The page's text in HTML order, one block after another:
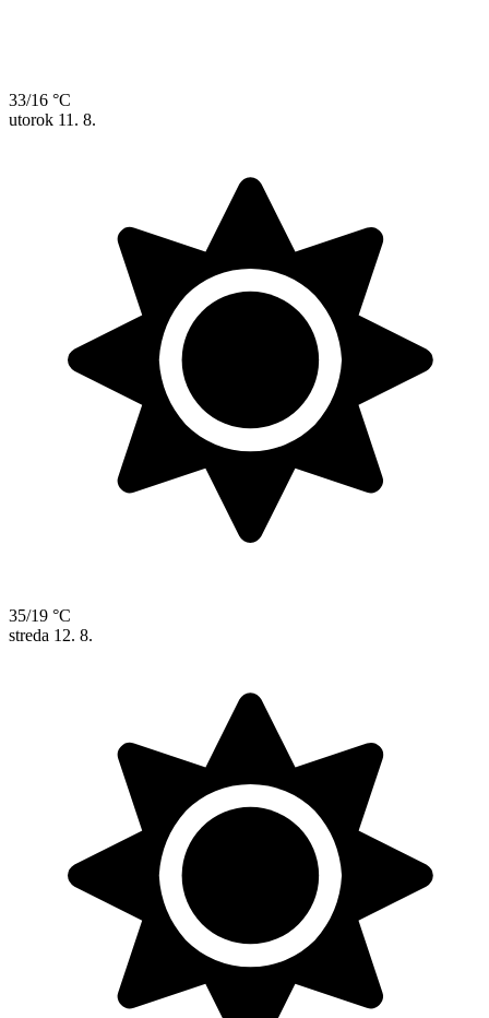
33/16 °C
utorok 11. 8.
35/19 °C
streda 12. 8.